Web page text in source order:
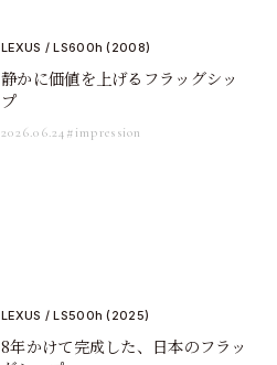
LEXUS / LS600h (2008)
静かに価値を上げるフラッグシッ
プ
2026.06.24#impression
LEXUS / LS500h (2025)
8年かけて完成した、日本のフラッ